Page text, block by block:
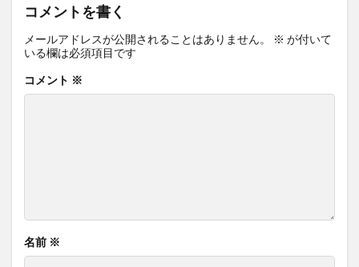
コメントを書く
メールアドレスが公開されることはありません。 ※ が付いて
いる欄は必須項目です
コメント ※
名前 ※